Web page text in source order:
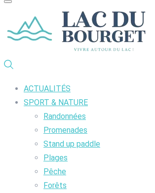
ACTUALITÉS
SPORT & NATURE
Randonnées
Promenades
Stand up paddle
Plages
Pêche
Forêts